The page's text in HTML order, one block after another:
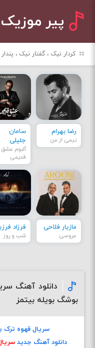
پیر موزیک
کردار نیک ، گفتار نیک ،
رضا بهرام
نیمی از من
سامان
جلیلی
آلبوم عشق
قدیمی
مازیار فلاحی
عروسی
فرزاد
شب و روز
دانلود آهنگ
بوشگ بویله بیتمز
سریال قهوه ترک
دانلود آهنگ جدید